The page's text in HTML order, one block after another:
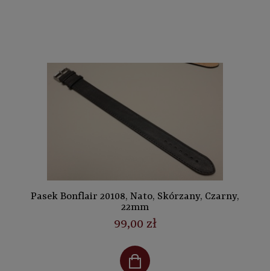
Pasek Bonflair 20108, Nato, Skórzany, Czarny,
22mm
99,00 zł